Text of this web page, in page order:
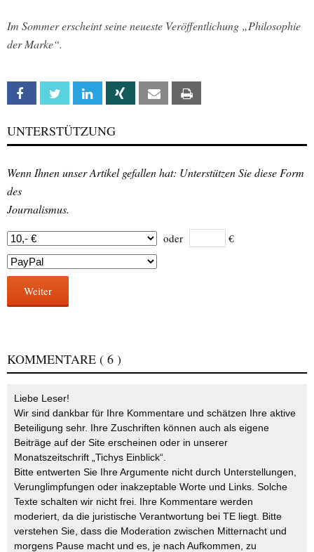
Im Sommer erscheint seine neueste Veröffentlichung „Philosophie
der Marke“.
Facebook Twitter Linkedin Xing Email
UNTERSTÜTZUNG
Wenn Ihnen unser Artikel gefallen hat: Unterstützen Sie diese Form
des
Journalismus.
oder €
Weiter
KOMMENTARE ( 6 )
Liebe Leser!
Wir sind dankbar für Ihre Kommentare und schätzen Ihre aktive
Beteiligung sehr. Ihre Zuschriften können auch als eigene
Beiträge auf der Site erscheinen oder in unserer
Monatszeitschrift „Tichys Einblick“.
Bitte entwerten Sie Ihre Argumente nicht durch Unterstellungen,
Verunglimpfungen oder inakzeptable Worte und Links. Solche
Texte schalten wir nicht frei. Ihre Kommentare werden
moderiert, da die juristische Verantwortung bei TE liegt. Bitte
verstehen Sie, dass die Moderation zwischen Mitternacht und
morgens Pause macht und es, je nach Aufkommen, zu